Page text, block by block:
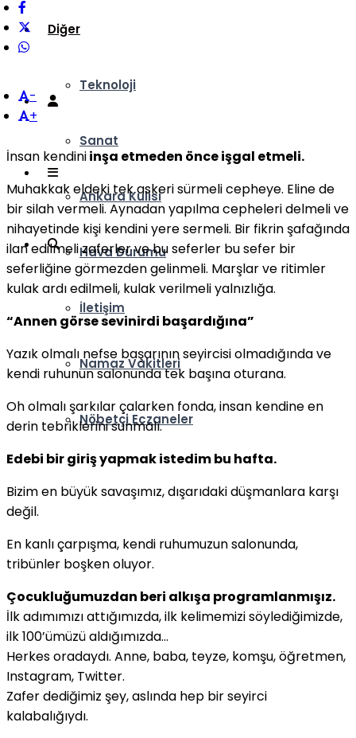
Diğer
Teknoloji
Sanat
Ankara Kulisi
Hava Durumu
İletişim
Namaz Vakitleri
Nöbetçi Eczaneler
-
+
İnsan kendiniinşa etmeden önce işgal etmeli.
Muhakkak eldeki tek askeri sürmeli cepheye. Eline de
bir silah vermeli. Aynadan yapılma cepheleri delmeli ve
nihayetinde kişi kendini yere sermeli. Bir fikrin şafağında
ilan edilmeli zaferler ve bu seferler bu sefer bir
seferliğine görmezden gelinmeli. Marşlar ve ritimler
kulak ardı edilmeli, kulak verilmeli yalnızlığa.
“Annen görse sevinirdi başardığına”
Yazık olmalı nefse başarının seyircisi olmadığında ve
kendi ruhunun salonunda tek başına oturana.
Oh olmalı şarkılar çalarken fonda, insan kendine en
derin tebriklerini sunmalı.
Edebi bir giriş yapmak istedim bu hafta.
Bizim en büyük savaşımız, dışarıdaki düşmanlara karşı
değil.
En kanlı çarpışma, kendi ruhumuzun salonunda,
tribünler boşken oluyor.
Çocukluğumuzdan beri alkışa programlanmışız.
İlk adımımızı attığımızda, ilk kelimemizi söylediğimizde,
ilk 100’ümüzü aldığımızda…
Herkes oradaydı. Anne, baba, teyze, komşu, öğretmen,
Instagram, Twitter.
Zafer dediğimiz şey, aslında hep bir seyirci
kalabalığıydı.